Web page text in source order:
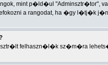
mint p�ld�ul "Adminsztr�tor",
a rangodat, ha �gy l�tj�k
felhaszn�l�k sz�m�ra